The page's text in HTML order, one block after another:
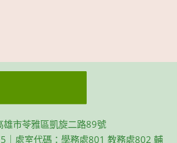
市苓雅區凱旋二路89號
｜處室代碼：學務處801 教務處802 輔